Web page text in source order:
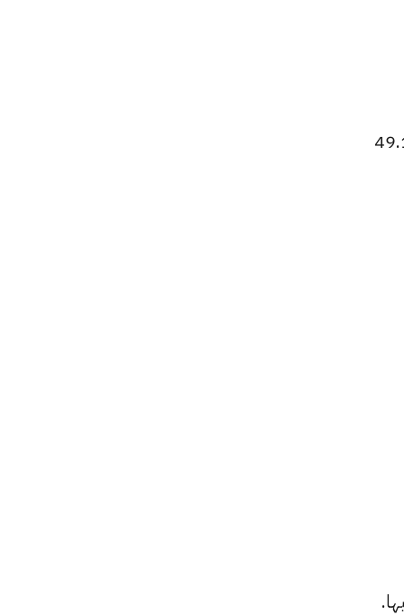
الأمريكي هو 49.07 جنيها، وسعر البيع هو 49.17